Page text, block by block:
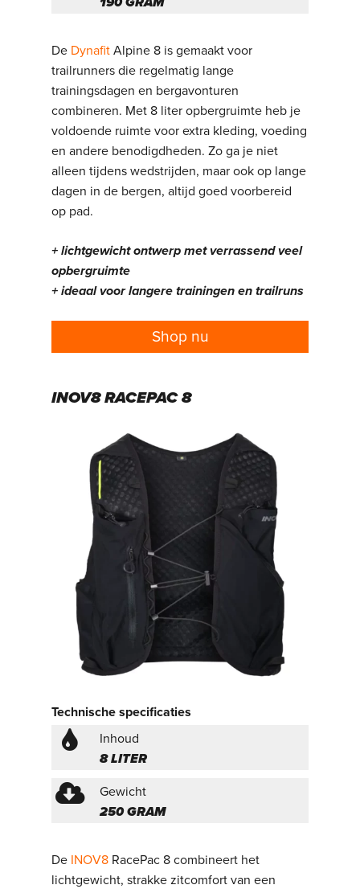
De Dynafit Alpine 8 is gemaakt voor
trailrunners die regelmatig lange
trainingsdagen en bergavonturen
combineren. Met 8 liter opbergruimte heb je
voldoende ruimte voor extra kleding, voeding
en andere benodigdheden. Zo ga je niet
alleen tijdens wedstrijden, maar ook op lange
dagen in de bergen, altijd goed voorbereid
op pad.
+ lichtgewicht ontwerp met verrassend veel
opbergruimte
+ ideaal voor langere trainingen en trailruns
Shop nu
INOV8 RACEPAC 8
Technische specificaties
Inhoud
8 LITER
Gewicht
250 GRAM
De INOV8 RacePac 8 combineert het
lichtgewicht, strakke zitcomfort van een